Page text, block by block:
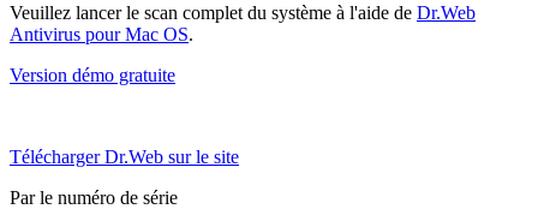
Veuillez lancer le scan complet du système à l'aide de Dr.Web
Antivirus pour Mac OS.
Version démo gratuite
Télécharger Dr.Web sur le site
Par le numéro de série